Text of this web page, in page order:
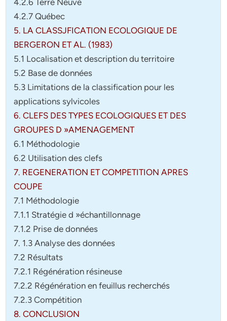
4.2.6 Terre Neuve
4.2.7 Québec
5. LA CLASSJFICATION ECOLOGIQUE DE
BERGERON ET AL. (1983)
5.1 Localisation et description du territoire
5.2 Base de données
5.3 Limitations de la classification pour les
applications sylvicoles
6. CLEFS DES TYPES ECOLOGIQUES ET DES
GROUPES D »AMENAGEMENT
6.1 Méthodologie
6.2 Utilisation des clefs
7. REGENERATION ET COMPETITION APRES
COUPE
7.1 Méthodologie
7.1.1 Stratégie d »échantillonnage
7.1.2 Prise de données
7. 1.3 Analyse des données
7.2 Résultats
7.2.1 Régénération résineuse
7.2.2 Régénération en feuillus recherchés
7.2.3 Compétition
8. CONCLUSION